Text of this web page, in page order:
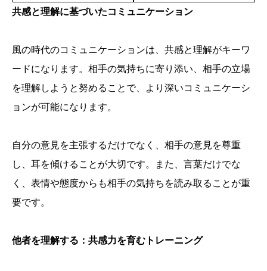
共感と理解に基づいたコミュニケーション
風の時代のコミュニケーションは、共感と理解がキーワ
ードになります。相手の気持ちに寄り添い、相手の立場
を理解しようと努めることで、より深いコミュニケーシ
ョンが可能になります。
自分の意見を主張するだけでなく、相手の意見を尊重
し、耳を傾けることが大切です。また、言葉だけでな
く、表情や態度からも相手の気持ちを読み取ることが重
要です。
他者を理解する：共感力を育むトレーニング